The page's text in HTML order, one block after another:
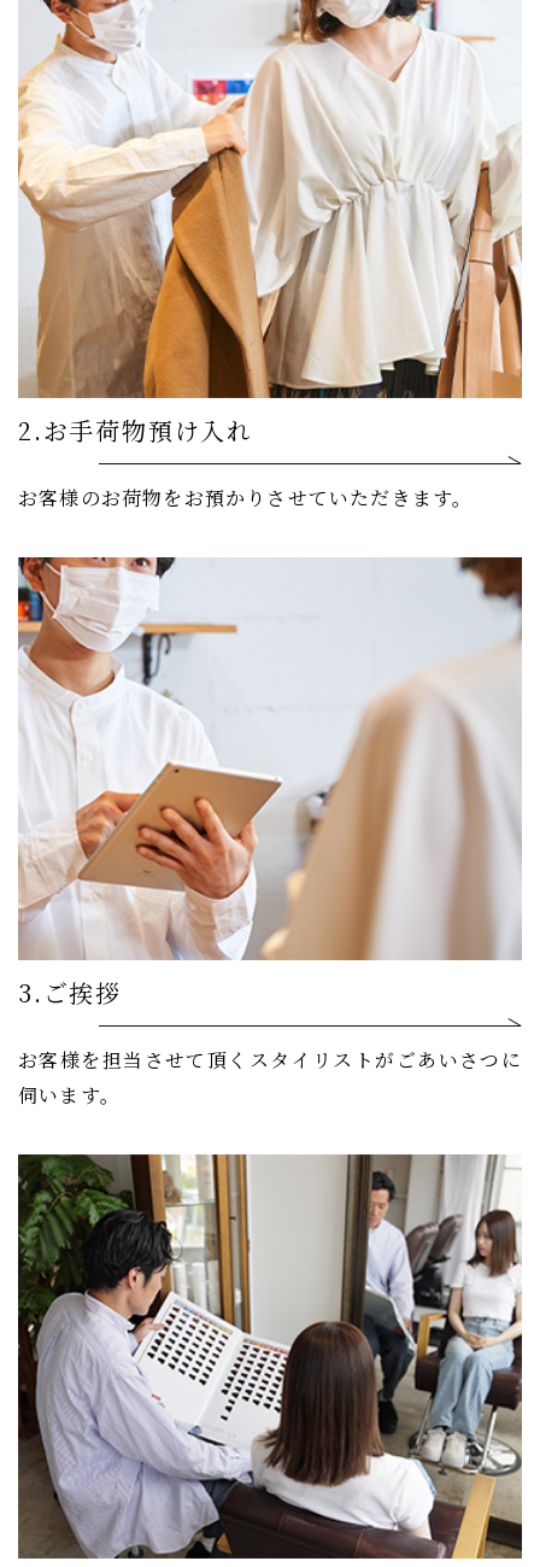
2.お手荷物預け入れ
お客様のお荷物をお預かりさせていただきます。
3.ご挨拶
お客様を担当させて頂くスタイリストがごあいさつに
伺います。